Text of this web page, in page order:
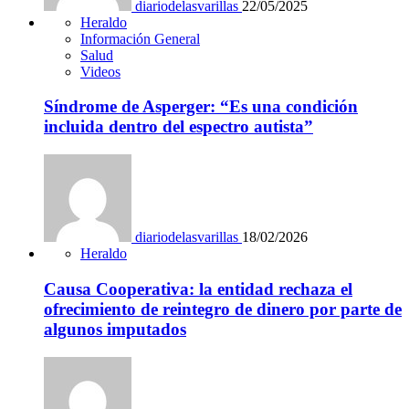
diariodelasvarillas 22/05/2025
Heraldo
Información General
Salud
Videos
Síndrome de Asperger: “Es una condición
incluida dentro del espectro autista”
diariodelasvarillas 18/02/2026
Heraldo
Causa Cooperativa: la entidad rechaza el
ofrecimiento de reintegro de dinero por parte de
algunos imputados